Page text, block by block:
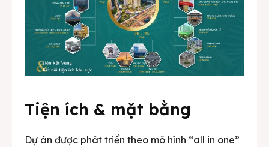
Tiện ích & mặt bằng
Dự án được phát triển theo mô hình “all in one”